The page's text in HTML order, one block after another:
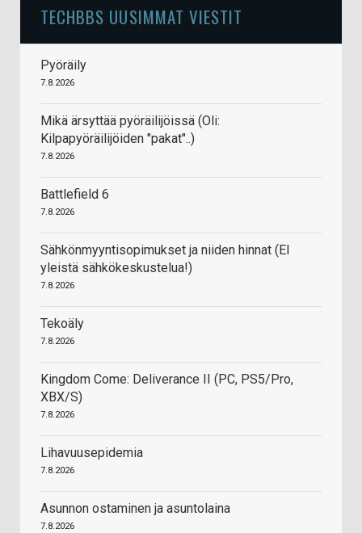
TECHBBS UUSIMMAT VIESTIT
Pyöräily
7.8.2026
Mikä ärsyttää pyöräilijöissä (Oli:
Kilpapyöräilijöiden "pakat"..)
7.8.2026
Battlefield 6
7.8.2026
Sähkönmyyntisopimukset ja niiden hinnat (EI
yleistä sähkökeskustelua!)
7.8.2026
Tekoäly
7.8.2026
Kingdom Come: Deliverance II (PC, PS5/Pro,
XBX/S)
7.8.2026
Lihavuusepidemia
7.8.2026
Asunnon ostaminen ja asuntolaina
7.8.2026